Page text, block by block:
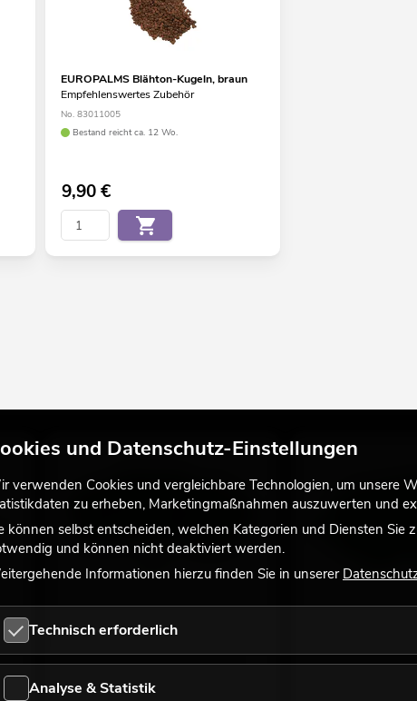
EUROPALMS Blähton-Kugeln, braun
Empfehlenswertes Zubehör
No. 83011005
Bestand reicht ca. 12 Wo.
9,90€
EUROPALMS Kokos-Palmwedel,
Artikel in diversen Varianten, Längen,
No. 82509895
Artikel in diversen
und Datenschutz-Einstellungen
verwenden Cookies und vergleichbare Technologien, um unsere
zu erheben, Marketingmaßnahmen auszuwerten und
können selbst entscheiden, welchen Kategorien und Diensten Sie
und können nicht deaktiviert werden.
Informationen hierzu finden Sie in unserer
Technisch erforderlich
Analyse & Statistik